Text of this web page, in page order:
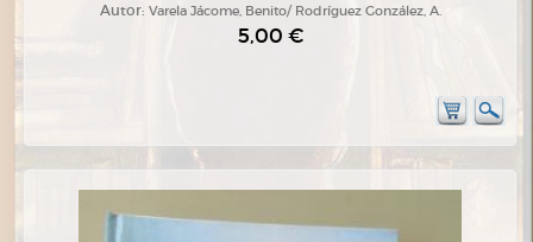
Autor: Varela Jácome, Benito/ Rodríguez González, A.
5,00 €